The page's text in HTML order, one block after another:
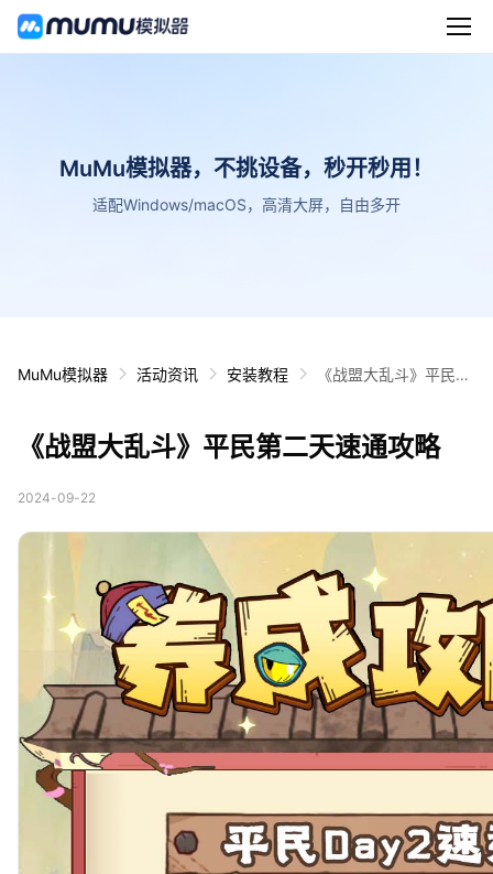
MuMu模拟器，不挑设备，秒开秒用！
适配Windows/macOS，高清大屏，自由多开
MuMu模拟器 活动资讯 安装教程
《战盟大乱斗》平民第
《战盟大乱斗》平民第二天速通攻略
2024-09-22